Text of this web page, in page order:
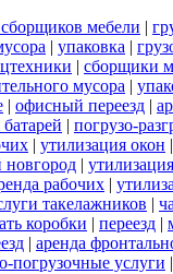
мебели |
| упаковка |
| сборщики
мусора |
| офисный переезд |
| погрузо-
| утилизация окон
новгород |
рабочих |
такелажников |
коробки | переезд |
| аренда
погрузочные услуги